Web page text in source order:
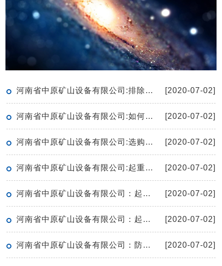
[2020-07-02]
河南省中原矿山设备有限公司:排除重型机械设备故障的方法
[2020-07-02]
河南省中原矿山设备有限公司:如何有效的保养起重机
[2020-07-02]
河南省中原矿山设备有限公司:选购单梁起重机有哪些窍门呢
[2020-07-02]
河南省中原矿山设备有限公司:起重机的空负荷试运转应符合哪些要求
[2020-07-02]
河南省中原矿山设备有限公司：起重机保护接地线安全技术要求
[2020-07-02]
河南省中原矿山设备有限公司：起重机滑轮检修要点
[2020-07-02]
河南省中原矿山设备有限公司：防爆电动葫芦工作期间无法上升如何解决